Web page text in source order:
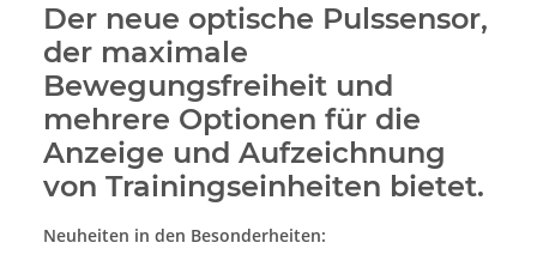
Der neue optische Pulssensor,
der maximale
Bewegungsfreiheit und
mehrere Optionen für die
Anzeige und Aufzeichnung
von Trainingseinheiten bietet.
Neuheiten in den Besonderheiten: